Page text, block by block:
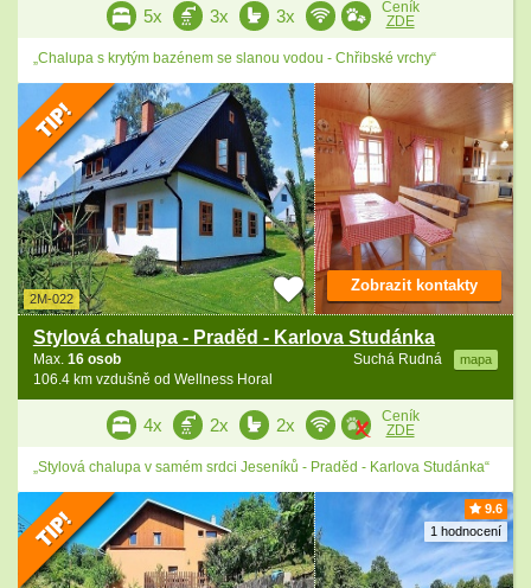
5x 3x 3x
Ceník
ZDE
„Chalupa s krytým bazénem se slanou vodou - Chřibské vrchy“
2M-022
Stylová chalupa - Praděd - Karlova Studánka
Suchá Rudná mapa
Max. 16 osob
106.4 km vzdušně od Wellness Horal
Zobrazit kontakty
4x 2x 2x
Ceník
ZDE
„Stylová chalupa v samém srdci Jeseníků - Praděd - Karlova Studánka“
9.6
1 hodnocení